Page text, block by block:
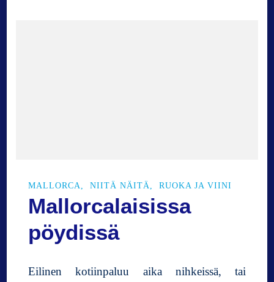
ä
n
MALLORCA NIITÄ NÄITÄ RUOKA JA VIINI
Mallorcalaisissa
pöydissä
Eilinen kotiinpaluu aika nihkeissä, tai